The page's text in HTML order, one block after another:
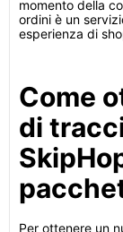
momento della
ordini è un
esperienza di
Come
di
Per ottenere un